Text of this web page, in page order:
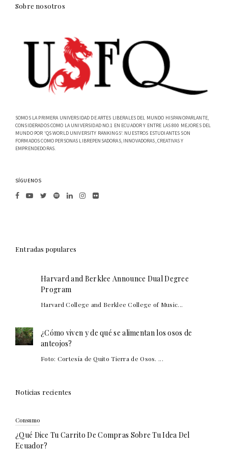
Sobre nosotros
SOMOS LA PRIMERA UNIVERSIDAD DE ARTES LIBERALES DEL MUNDO HISPANOPARLANTE,
CONSIDERADOS COMO LA UNIVERSIDAD NO.1 EN ECUADOR Y ENTRE LAS 800 MEJORES DEL
MUNDO POR 'QS WORLD UNIVERSITY RANKINGS'. NUESTROS ESTUDIANTES SON
FORMADOS COMO PERSONAS LIBREPENSADORAS, INNOVADORAS, CREATIVAS Y
EMPRENDEDORAS.
SÍGUENOS
Entradas populares
Harvard and Berklee Announce Dual Degree
Program
Harvard College and Berklee College of Music...
¿Cómo viven y de qué se alimentan los osos de
anteojos?
Foto: Cortesía de Quito Tierra de Osos. ...
Noticias recientes
Consumo
¿Qué Dice Tu Carrito De Compras Sobre Tu Idea Del
Ecuador?